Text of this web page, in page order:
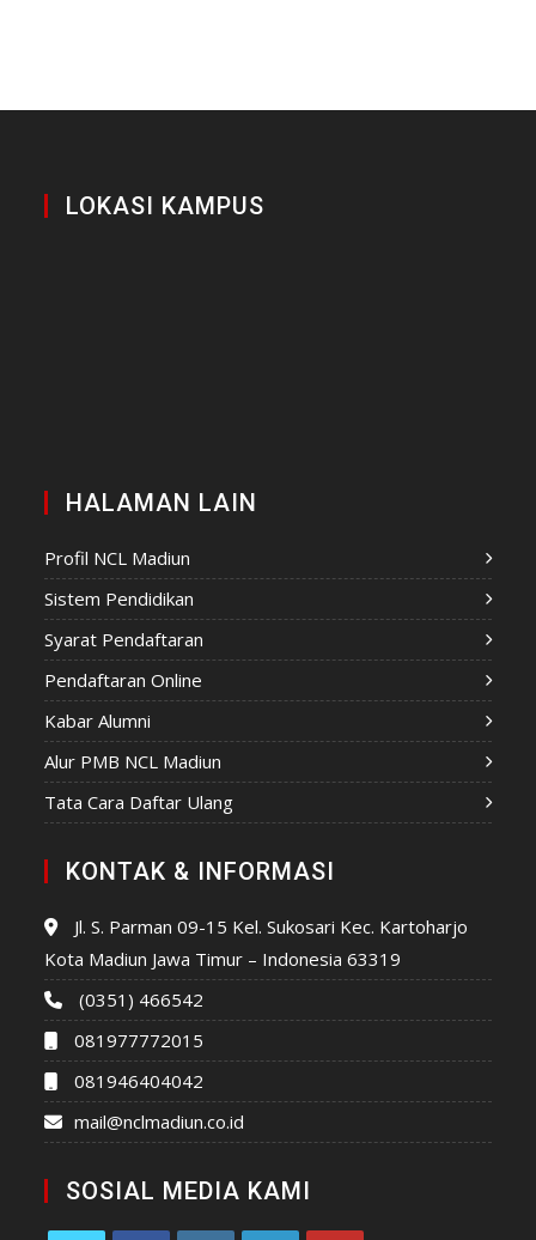
LOKASI KAMPUS
HALAMAN LAIN
Profil NCL Madiun
Sistem Pendidikan
Syarat Pendaftaran
Pendaftaran Online
Kabar Alumni
Alur PMB NCL Madiun
Tata Cara Daftar Ulang
KONTAK & INFORMASI
Jl. S. Parman 09-15 Kel. Sukosari Kec. Kartoharjo
Kota Madiun Jawa Timur – Indonesia 63319
(0351) 466542
081977772015
081946404042
mail@nclmadiun.co.id
SOSIAL MEDIA KAMI